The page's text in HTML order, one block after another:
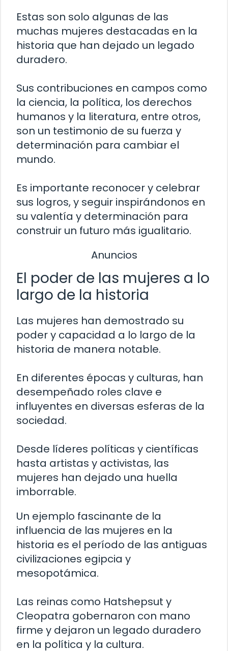
Estas son solo algunas de las
muchas mujeres destacadas en la
historia que han dejado un legado
duradero.
Sus contribuciones en campos como
la ciencia, la política, los derechos
humanos y la literatura, entre otros,
son un testimonio de su fuerza y ​​
determinación para cambiar el
mundo.
Es importante reconocer y celebrar
sus logros, y seguir inspirándonos en
su valentía y determinación para
construir un futuro más igualitario.
Anuncios
El poder de las mujeres a lo
largo de la historia
Las mujeres han demostrado su
poder y capacidad a lo largo de la
historia de manera notable.
En diferentes épocas y culturas, han
desempeñado roles clave e
influyentes en diversas esferas de la
sociedad.
Desde líderes políticas y científicas
hasta artistas y activistas, las
mujeres han dejado una huella
imborrable.
Un ejemplo fascinante de la
influencia de las mujeres en la
historia es el período de las antiguas
civilizaciones egipcia y
mesopotámica.
Las reinas como Hatshepsut y
Cleopatra gobernaron con mano
firme y dejaron un legado duradero
en la política y la cultura.